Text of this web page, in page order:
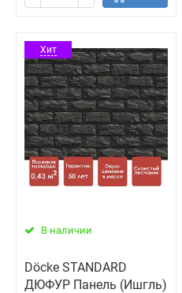
Хит
В наличии
Döcke STANDARD
ДЮФУР Панель (Ишгль)